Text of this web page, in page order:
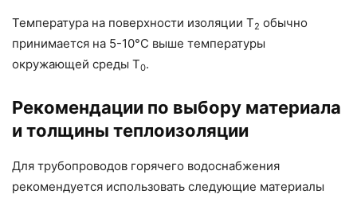
Температура на поверхности изоляции T2 обычно
принимается на 5-10°C выше температуры
окружающей среды T0.
Рекомендации по выбору материала
и толщины теплоизоляции
Для трубопроводов горячего водоснабжения
рекомендуется использовать следующие материалы